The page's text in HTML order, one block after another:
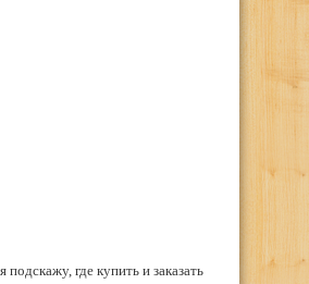
подскажу, где купить и заказать